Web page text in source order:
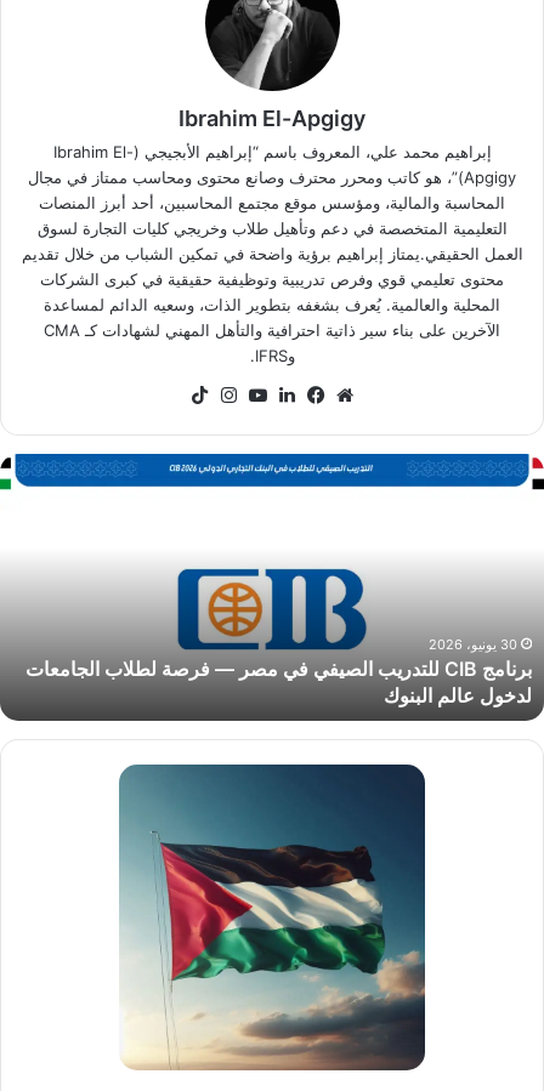
Ibrahim El-Apgigy
إبراهيم محمد علي، المعروف باسم “إبراهيم الأبجيجي (Ibrahim El-
Apgigy)”، هو كاتب ومحرر محترف وصانع محتوى ومحاسب ممتاز في مجال
المحاسبة والمالية، ومؤسس موقع مجتمع المحاسبين، أحد أبرز المنصات
التعليمية المتخصصة في دعم وتأهيل طلاب وخريجي كليات التجارة لسوق
العمل الحقيقي.يمتاز إبراهيم برؤية واضحة في تمكين الشباب من خلال تقديم
محتوى تعليمي قوي وفرص تدريبية وتوظيفية حقيقية في كبرى الشركات
المحلية والعالمية. يُعرف بشغفه بتطوير الذات، وسعيه الدائم لمساعدة
الآخرين على بناء سير ذاتية احترافية والتأهل المهني لشهادات كـ CMA
وIFRS.
موقعفيسبوكلينكدإن‫YouTube
انستقرام
برنامج
CIB
فرصة
لطلاب
الجامعات
لدخول
عالم
30 يونيو، 2026
برنامج CIB للتدريب الصيفي في مصر — فرصة لطلاب الجامعات
لدخول عالم البنوك